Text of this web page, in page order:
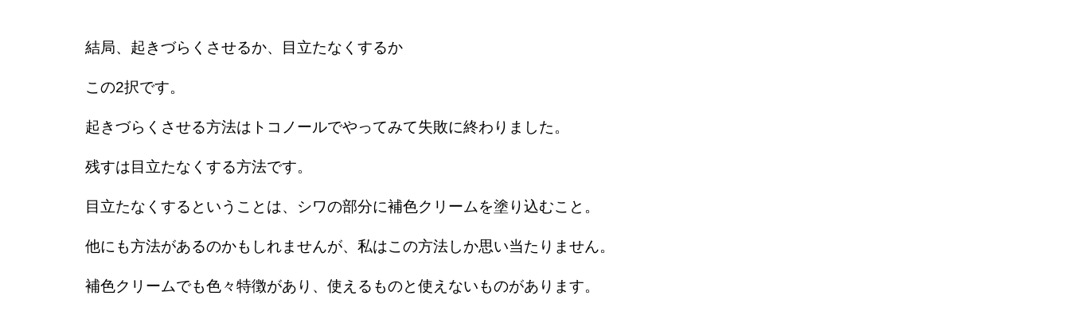
結局、起きづらくさせるか、目立たなくするか
この2択です。
起きづらくさせる方法はトコノールでやってみて失敗に終わりました。
残すは目立たなくする方法です。
目立たなくするということは、シワの部分に補色クリームを塗り込むこと。
他にも方法があるのかもしれませんが、私はこの方法しか思い当たりません。
補色クリームでも色々特徴があり、使えるものと使えないものがあります。